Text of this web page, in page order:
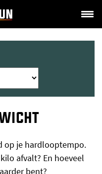
op je hardlooptempo.
afvalt? En hoeveel
bent?